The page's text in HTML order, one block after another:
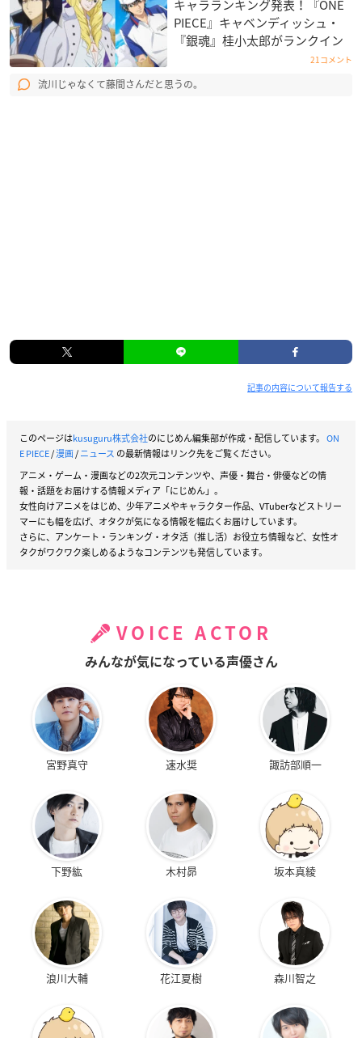
キャラランキング発表！『ONE
PIECE』キャベンディッシュ・
『銀魂』桂小太郎がランクイン
21コメント
流川じゃなくて藤間さんだと思うの。
記事の内容について報告する
このページはkusuguru株式会社のにじめん編集部が作成・配信しています。 ON
E PIECE/漫画/ニュース の最新情報はリンク先をご覧ください。
アニメ・ゲーム・漫画などの2次元コンテンツや、声優・舞台・俳優などの情
報・話題をお届けする情報メディア「にじめん」。
女性向けアニメをはじめ、少年アニメやキャラクター作品、VTuberなどストリー
マーにも幅を広げ、オタクが気になる情報を幅広くお届けしています。
さらに、アンケート・ランキング・オタ活（推し活）お役立ち情報など、女性オ
タクがワクワク楽しめるようなコンテンツも発信しています。
VOICE ACTOR
みんなが気になっている声優さん
宮野真守 速水奨 諏訪部順一
下野紘 木村昴 坂本真綾
浪川大輔 花江夏樹 森川智之